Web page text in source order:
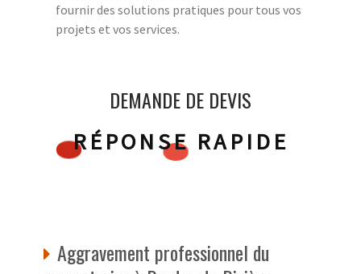
fournir des solutions pratiques pour tous vos
projets et vos services.
DEMANDE DE DEVIS
RÉPONSE RAPIDE
Aggravement professionnel du